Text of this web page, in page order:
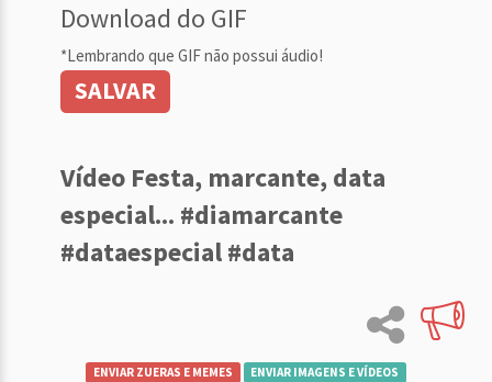
Download do GIF
*Lembrando que GIF não possui áudio!
SALVAR
Vídeo Festa, marcante, data
especial... #diamarcante
#dataespecial #data
ENVIAR ZUERAS E MEMES ENVIAR IMAGENS E VÍDEOS